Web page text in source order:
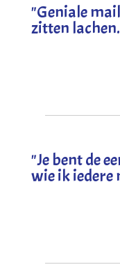
"Geniale
zitten
"Je bent de
wie ik iedere